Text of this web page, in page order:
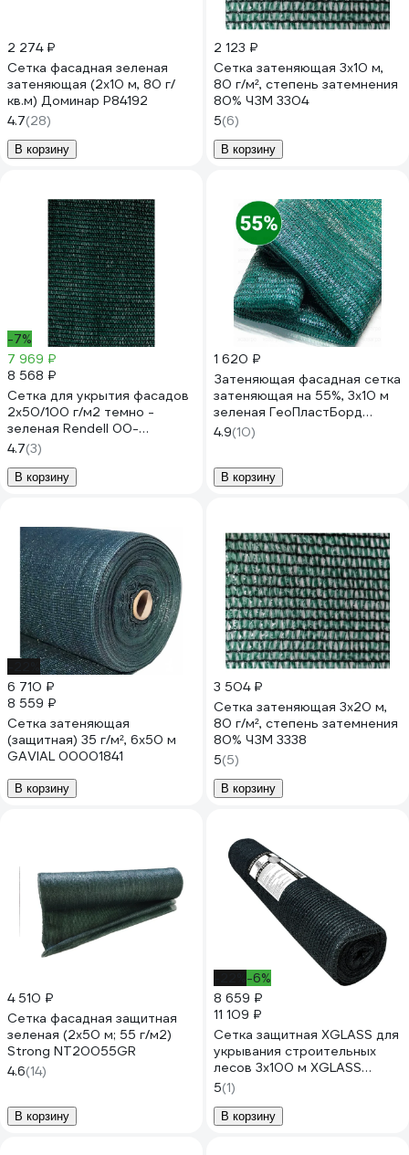
2 274 ₽
Сетка фасадная зеленая
затеняющая (2x10 м, 80 г/
кв.м) Доминар P84192
4.7(28)
В корзину
2 123 ₽
Сетка затеняющая 3x10 м,
80 г/м², степень затемнения
80% ЧЗМ 3304
5(6)
В корзину
-7%
7 969 ₽
8 568 ₽
Сетка для укрытия фасадов
2х50/100 г/м2 темно -
зеленая Rendell 00-
00001024
4.7(3)
В корзину
1 620 ₽
Затеняющая фасадная сетка
затеняющая на 55%, 3x10 м
зеленая ГеоПластБорд
Zat55.3.10
4.9(10)
В корзину
6 710 ₽
8 559 ₽
Сетка затеняющая
(защитная) 35 г/м², 6x50 м
GAVIAL 00001841
В корзину
3 504 ₽
Сетка затеняющая 3x20 м,
80 г/м², степень затемнения
80% ЧЗМ 3338
5(5)
В корзину
4 510 ₽
Сетка фасадная защитная
зеленая (2x50 м; 55 г/м2)
Strong NT20055GR
4.6(14)
В корзину
-6%
8 659 ₽
11 109 ₽
Сетка защитная XGLASS для
укрывания строительных
лесов 3х100 м XGLASS
240025
5(1)
В корзину